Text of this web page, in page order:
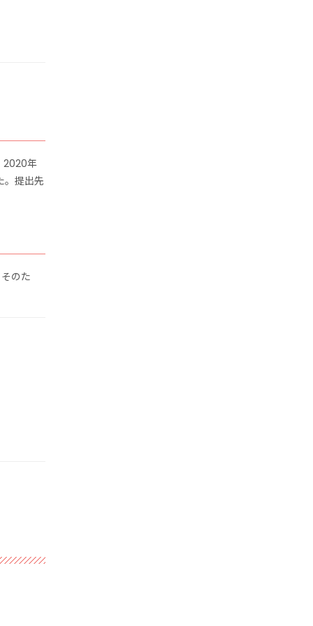
2020年
。提出先
のた